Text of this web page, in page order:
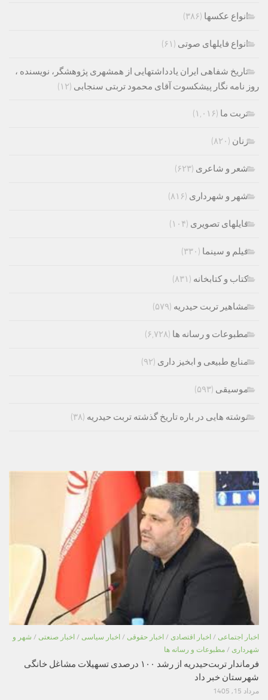
انواع عکسها (۳۸۶)
انواع فایلهای صوتی (۶۱)
تاریخ شفاهی ایران یادداشتهایی از همشهری پژوهشگر، نویسنده ،
روز نامه نگار پیشکسوت آقای محمود تربتی سنجابی (۱۲)
تربت ما (۱,۰۱۶)
زنان (۸۲۰)
شعر و شاعری (۶۲۳)
شهر و شهرداری (۸۱۶)
فایلهای تصویری (۱۰۴)
فیلم و سینما (۳۳۰)
کتاب و کتابخانه (۸۳۱)
مشاهیر تربت حیدریه (۵۷۹)
مطبوعات و رسانه ها (۶,۷۲۸)
منابع طبیعی و ابخیز داری (۹۲)
موسیقی (۵۹۳)
نوشته هایی در باره تاریخ گذشته تربت حیدریه (۳۸)
اخبار اجتماعی / اخبار اقتصادی / اخبار حقوقی / اخبار سیاسی / اخبار صنعتی / شهر و
شهرداری / مطبوعات و رسانه ها
فرماندار تربت‌حیدریه از رشد ۱۰۰ درصدی تسهیلات مشاغل خانگی
شهرستان خبر داد
مرداد 15, 1405